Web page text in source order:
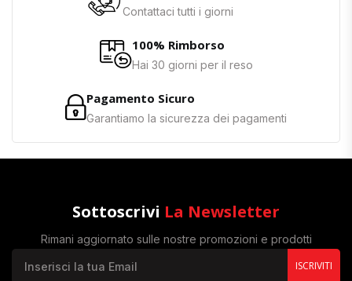
Contattaci tutti i giorni
100% Rimborso
Hai 30 giorni per il reso
Pagamento Sicuro
Garantiamo la sicurezza dei pagamenti
Sottoscrivi La Newsletter
Rimani aggiornato sulle nostre promozioni e prodotti
ISCRIVITI